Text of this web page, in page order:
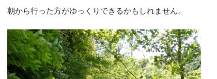
朝から行った方がゆっくりできるかもしれません。